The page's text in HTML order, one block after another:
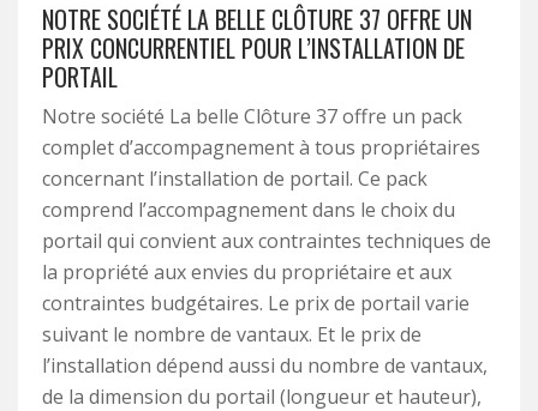
NOTRE SOCIÉTÉ LA BELLE CLÔTURE 37 OFFRE UN
PRIX CONCURRENTIEL POUR L’INSTALLATION DE
PORTAIL
Notre société La belle Clôture 37 offre un pack
complet d’accompagnement à tous propriétaires
concernant l’installation de portail. Ce pack
comprend l’accompagnement dans le choix du
portail qui convient aux contraintes techniques de
la propriété aux envies du propriétaire et aux
contraintes budgétaires. Le prix de portail varie
suivant le nombre de vantaux. Et le prix de
l’installation dépend aussi du nombre de vantaux,
de la dimension du portail (longueur et hauteur),